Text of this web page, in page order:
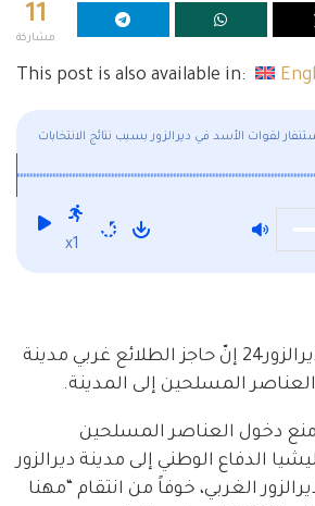
11
مشاركة
This post is also available in:
لقوات الأسد في ديرالزور بسبب نتائج الانتخابات
x1
قال مراسل شبكة ديرالزور24 إنّ حاجز الطلائع غربي مدينة
المسلحين إلى المدينة.
دخول العناصر المسلحين
الدفاع الوطني إلى مدينة ديرالزور
الغربي، خوفاً من انتقام “مهنا